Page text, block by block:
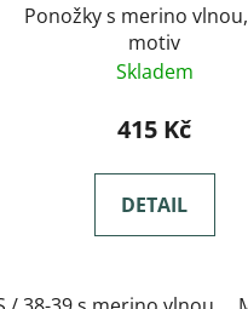
Ponožky s merino
motiv
Skladem
415 Kč
DETAIL